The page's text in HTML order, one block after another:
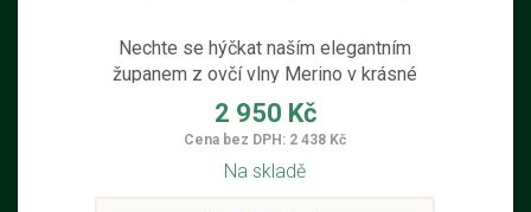
Nechte se hýčkat naším elegantním
županem z ovčí vlny Merino v krásné
přírodní barvě, který Vám zaručí teplo a
pohodlí.
2 950 Kč
Cena bez DPH: 2 438 Kč
Na skladě